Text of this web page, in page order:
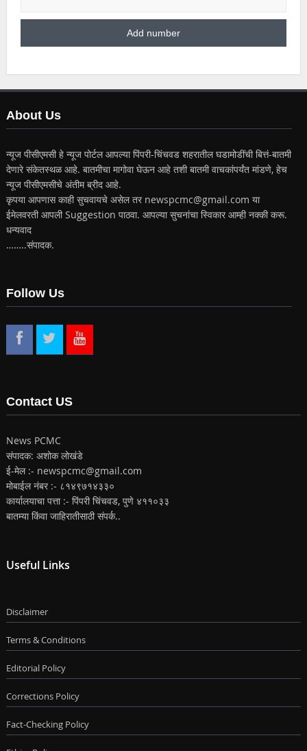
About Us
न्यूज पीसीएमसी हे न्यूज पोर्टल आपल्या पिंपरी-चिंचवड शहरातील घडामोडींची बित्तं-बातमी
देणारे संकेतस्थळ आहे. बातमीचा मागोवा घेऊन आहे तशी बातमी वाचकांपर्यंत मांडणे, हेच
न्यूज पीसीएमसीचे अंतीम ब्रीद आहे.
कृपया आपणास काही सुचवायचे असेल तर newspcmc@gmail.com या
ईमेलवरती आपली Suggestion पाठवा. आपल्या सुचनांचा स्विकार आम्ही नक्की करू.
धन्यवाद
……..संपादक.
Follow Us
Contact US
News PCMC
संपादक: अशोक लोखंडे
ई-मेल :- newspcmc@gmail.com
मोबाईल नंबर :- ८१४९७१४३३०
कार्यालयाचा पत्ता :- पिंपरी चिंचवड, पुणे ४११०३३
बातम्या किंवा जाहिरातीसाठी संपर्क..
Useful Links
Disclaimer
Terms & Conditions
Editorial Policy
Corrections Policy
Fact-Checking Policy